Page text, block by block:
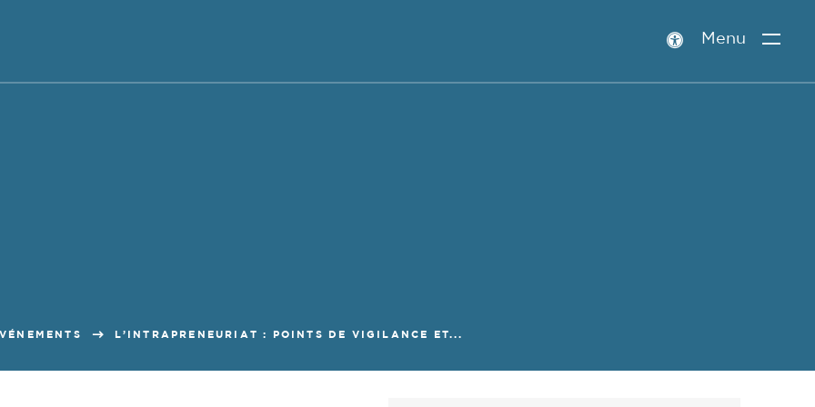
Paramètres
Menu
L’INTRAPRENEURIAT : POINTS DE VIGILANCE ET...